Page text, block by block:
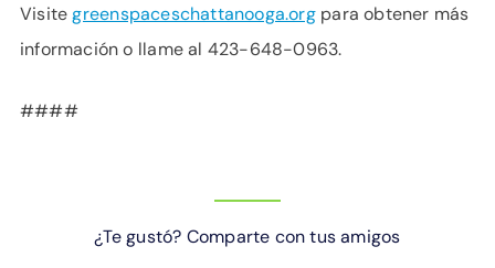
Visitegreenspaceschattanooga.orgpara obtener más
información o llame al 423-648-0963.
####
¿Te gustó? Comparte con tus amigos